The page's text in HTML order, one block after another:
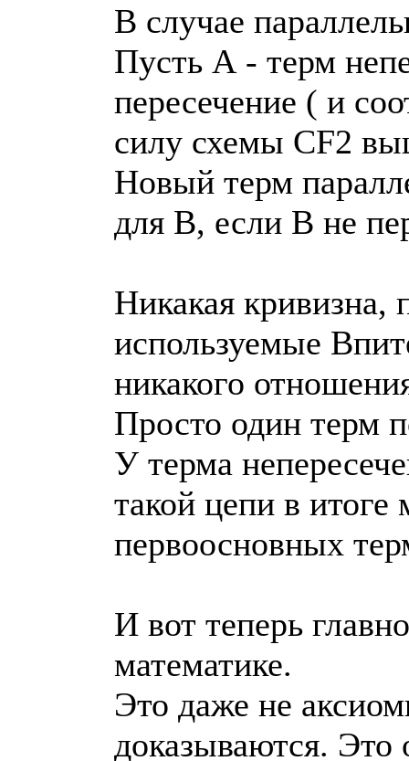
В случае
Пусть А - терм
пересечение ( и
силу схемы CF2
Новый терм
для B, если В не
Никакая кривизна,
используемые
никакого
Просто один терм
У терма
такой цепи в
первоосновных
И вот теперь
математике.
Это даже не
доказываются. Это